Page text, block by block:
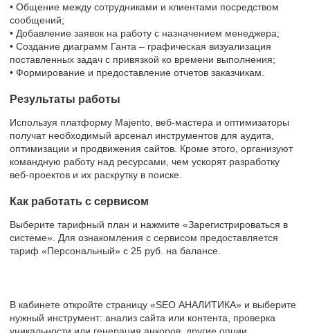
• Общение между сотрудниками и клиентами посредством
сообщений;
• Добавление заявок на работу с назначением менеджера;
• Создание диаграмм Ганта – графическая визуализация
поставленных задач с привязкой ко времени выполнения;
• Формирование и предоставление отчетов заказчикам.
Результаты работы
Используя платформу Majento, веб-мастера и оптимизаторы
получат необходимый арсенал инструментов для аудита,
оптимизации и продвижения сайтов. Кроме этого, организуют
командную работу над ресурсами, чем ускорят разработку
веб-проектов и их раскрутку в поиске.
Как работать с сервисом
Выберите тарифный план и нажмите «Зарегистрироваться в
системе». Для ознакомления с сервисом предоставляется
тариф «Персональный» с 25 руб. на балансе.
В кабинете откройте страницу «SEO АНАЛИТИКА» и выберите
нужный инструмент: анализ сайта или контента, проверка
уникальности или генерация анкоров, другие опции.